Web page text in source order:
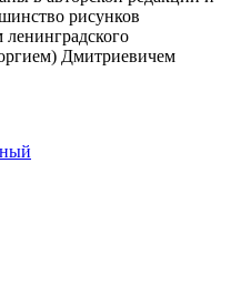
рисунков
Дмитриевичем